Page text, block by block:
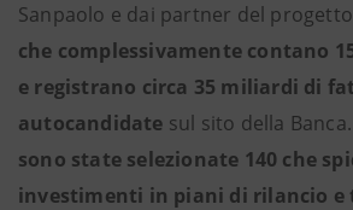
Sanpaolo e dai partner del
che complessivamente contano
e registrano circa 35 miliardi di
autocandidate sul sito della
sono state selezionate 140 che
investimenti in piani di rilancio e